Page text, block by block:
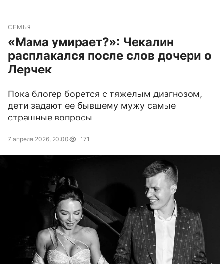
СЕМЬЯ
«Мама умирает?»: Чекалин
расплакался после слов дочери о
Лерчек
Пока блогер борется с тяжелым диагнозом,
дети задают ее бывшему мужу самые
страшные вопросы
7 апреля 2026, 20:00 171